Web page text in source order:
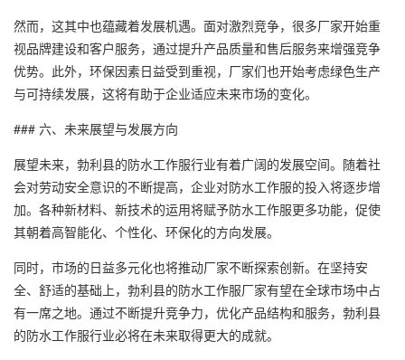
然而，这其中也蕴藏着发展机遇。面对激烈竞争，很多厂家开始重
视品牌建设和客户服务，通过提升产品质量和售后服务来增强竞争
优势。此外，环保因素日益受到重视，厂家们也开始考虑绿色生产
与可持续发展，这将有助于企业适应未来市场的变化。
### 六、未来展望与发展方向
展望未来，勃利县的防水工作服行业有着广阔的发展空间。随着社
会对劳动安全意识的不断提高，企业对防水工作服的投入将逐步增
加。各种新材料、新技术的运用将赋予防水工作服更多功能，促使
其朝着高智能化、个性化、环保化的方向发展。
同时，市场的日益多元化也将推动厂家不断探索创新。在坚持安
全、舒适的基础上，勃利县的防水工作服厂家有望在全球市场中占
有一席之地。通过不断提升竞争力，优化产品结构和服务，勃利县
的防水工作服行业必将在未来取得更大的成就。